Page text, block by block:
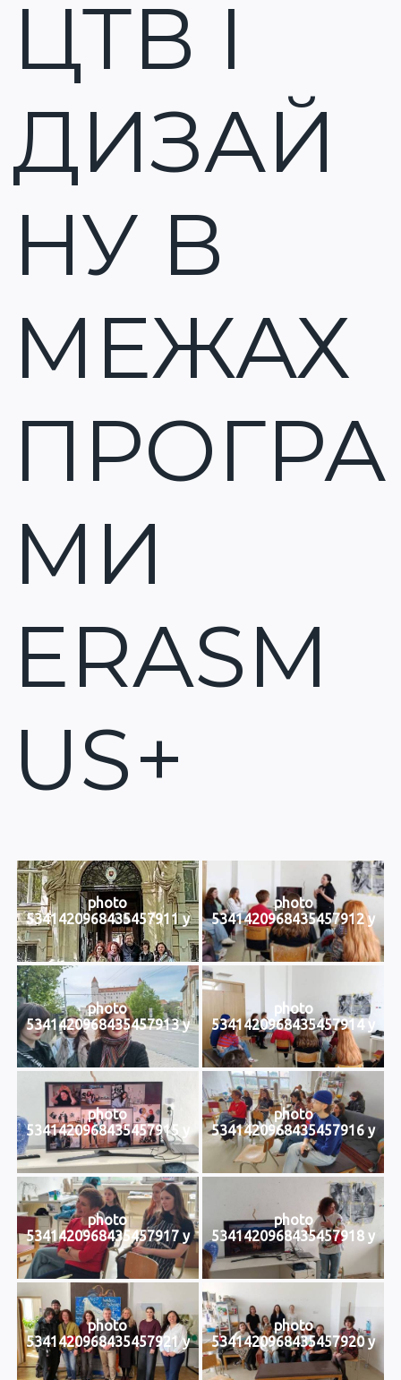
ЦТВ І
ДИЗАЙ
НУ В
МЕЖАХ
ПРОГРА
МИ
ERASM
US+
photo
5341420968435457911 y
photo
5341420968435457912 y
photo
5341420968435457913 y
photo
5341420968435457914 y
photo
5341420968435457915 y
photo
5341420968435457916 y
photo
5341420968435457917 y
photo
5341420968435457918 y
photo
5341420968435457921 y
photo
5341420968435457920 y